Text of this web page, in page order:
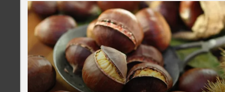
Törggelen in South Tyrol
The traditional "Törggelen" with chestnuts and new
becoming increasingly famous.
Printemps / Fotolia.com